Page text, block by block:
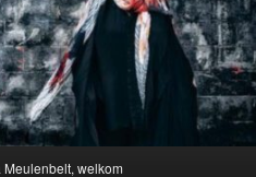
Meulenbelt, welkom